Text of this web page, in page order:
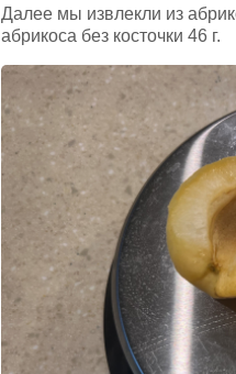
Далее мы извлекли из
абрикоса без косточки 46 г.